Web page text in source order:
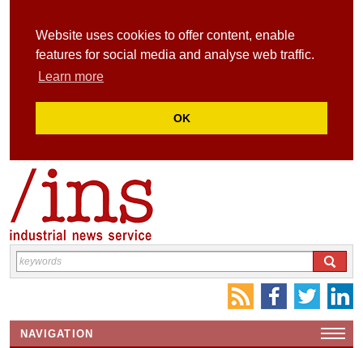
Website uses cookies to offer content, enable
features for social media and analyse web traffic.
Learn more
OK
NAVIGATION